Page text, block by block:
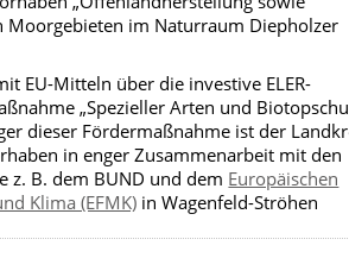
Moorgebieten im Naturraum Diepholzer
EU-Mitteln über die investive ELER-
„Spezieller Arten und
dieser Fördermaßnahme ist der
in enger Zusammenarbeit mit den
z. B. dem BUND und dem Europäischen
Klima (EFMK) in Wagenfeld-Ströhen